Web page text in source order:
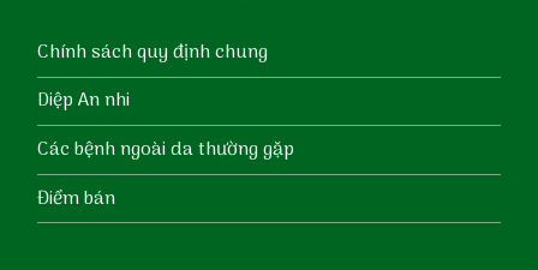
Chính sách quy định chung
Diệp An nhi
Các bệnh ngoài da thường gặp
Điểm bán